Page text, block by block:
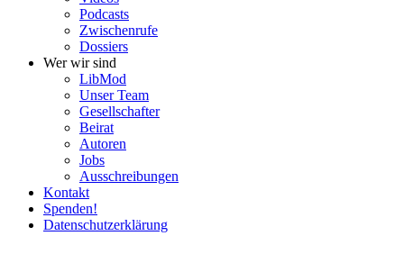
Podcasts
Zwischenrufe
Dossiers
Wer wir sind
LibMod
Unser Team
Gesell­schafter
Beirat
Autoren
Jobs
Ausschrei­bungen
Kontakt
Spenden!
Daten­schutz­er­klärung